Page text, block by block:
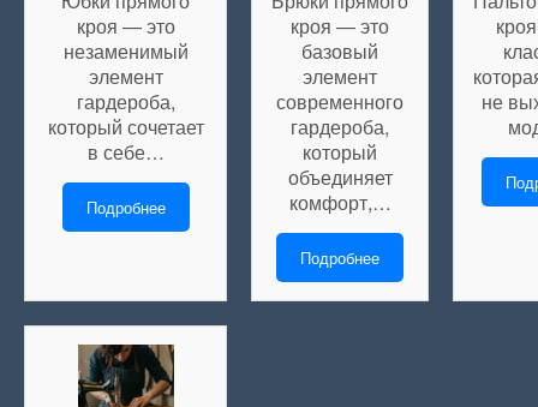
кроя — это
незаменимый
элемент
гардероба,
который сочетает
в себе…
Подробнее
кроя — это
базовый
элемент
современного
гардероба,
который
объединяет
комфорт,…
Подробнее
не